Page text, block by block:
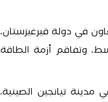
في دولة قيرغيزستان،
وتفاقم أزمة الطاقة
تيانجين الصينية،